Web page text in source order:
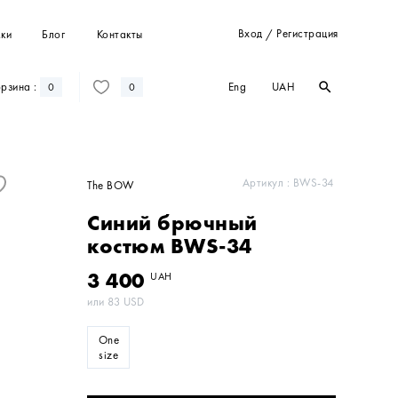
Вход / Регистрация
Блог Контакты
Eng UAH search
search
: 0 0
Артикул : BWS-34
The BOW
Синий брючный
костюм BWS-34
3 400 UAH
или 83 USD
One
size